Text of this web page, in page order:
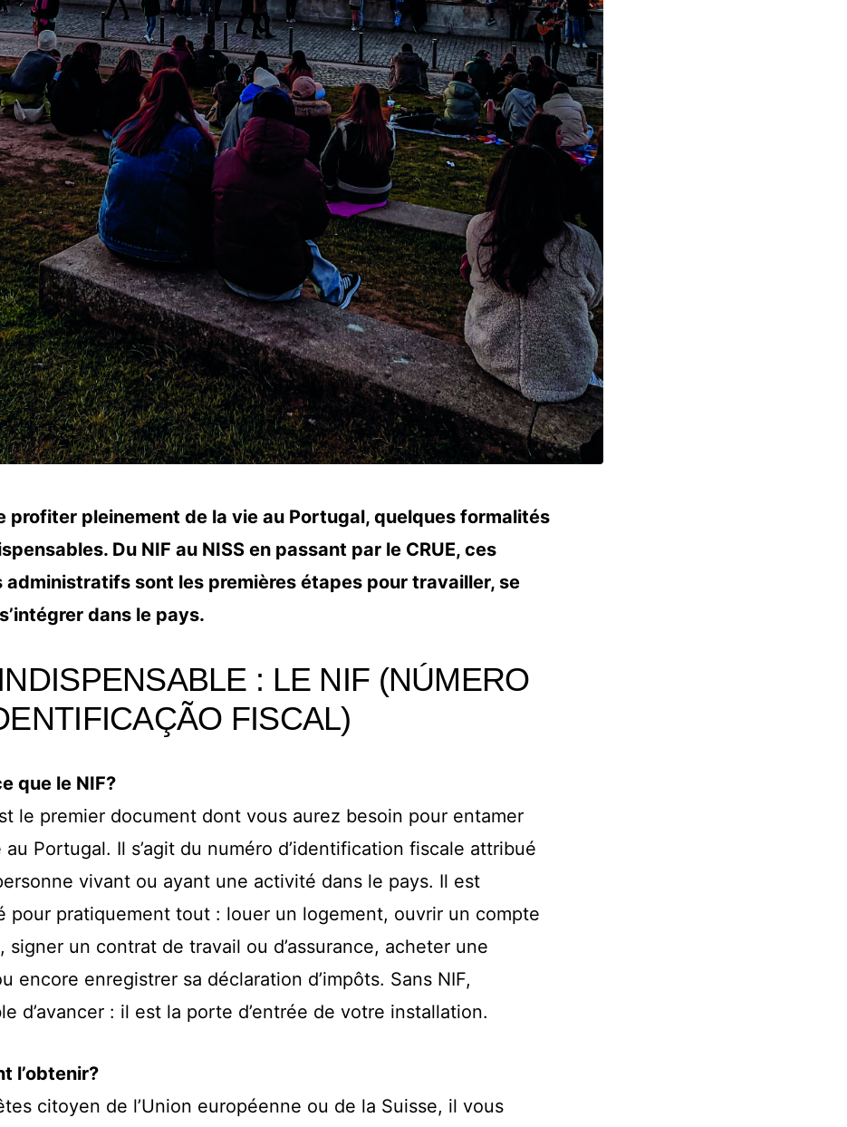
profiter pleinement de la vie au Portugal, quelques formalités
Du NIF au NISS en passant par le CRUE, ces
administratifs sont les premières étapes pour travailler, se
dans le pays.
: LE NIF (NÚMERO
FISCAL)
que le NIF?
le premier document dont vous aurez besoin pour entamer
Portugal. Il s’agit du numéro d’identification fiscale attribué
vivant ou ayant une activité dans le pays. Il est
pour pratiquement tout : louer un logement, ouvrir un compte
signer un contrat de travail ou d’assurance, acheter une
encore enregistrer sa déclaration d’impôts. Sans NIF,
d’avancer : il est la porte d’entrée de votre installation.
l’obtenir?
citoyen de l’Union européenne ou de la Suisse, il vous